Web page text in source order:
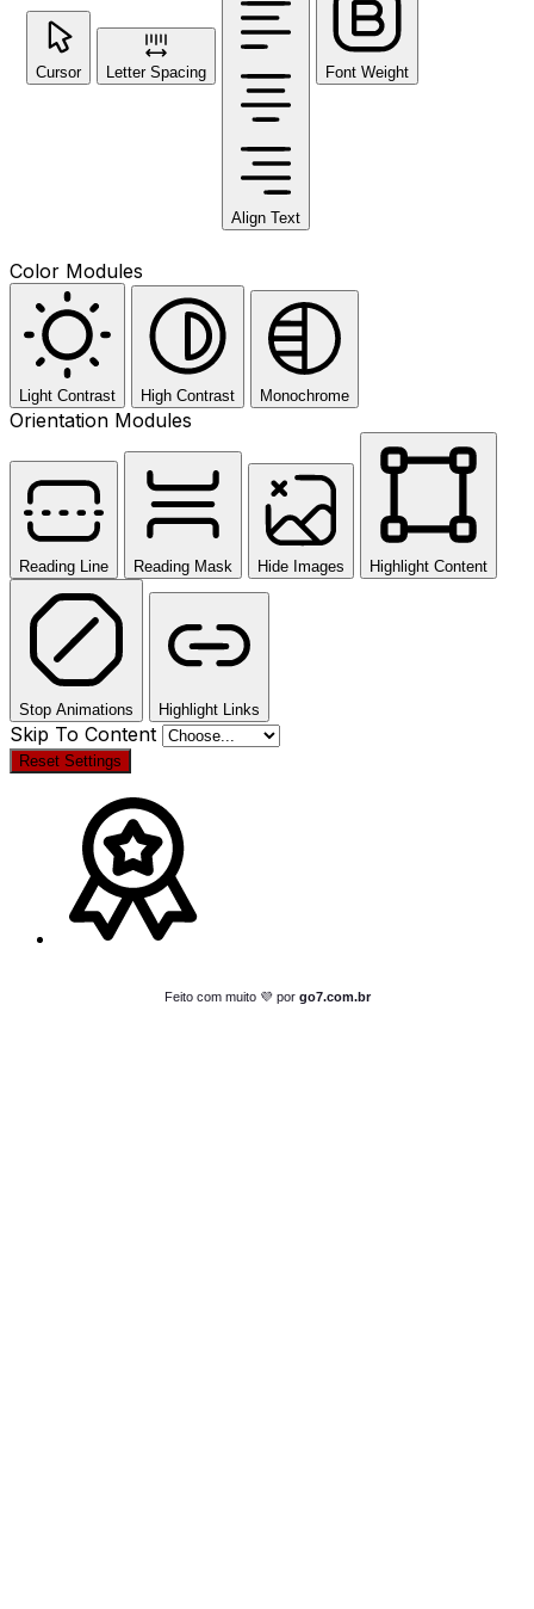
Cursor Letter Spacing
Align Text
Font Weight
Color Modules
Light Contrast High Contrast Monochrome
Orientation Modules
Reading Line Reading Mask Hide Images Highlight Content
Stop Animations Highlight Links
Skip To Content
Reset Settings
Feito com muito 💜 por go7.com.br